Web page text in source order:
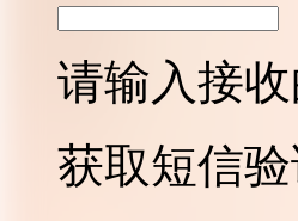
请输入接
获取短信